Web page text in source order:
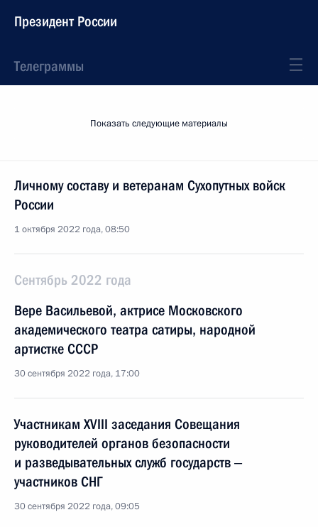
Президент России
Телеграммы
Показать следующие материалы
Личному составу и ветеранам Сухопутных войск
России
1 октября 2022 года, 08:50
Сентябрь 2022 года
Вере Васильевой, актрисе Московского
академического театра сатиры, народной
артистке СССР
30 сентября 2022 года, 17:00
Участникам XVIII заседания Совещания
руководителей органов безопасности
и разведывательных служб государств ‒
участников СНГ
30 сентября 2022 года, 09:05